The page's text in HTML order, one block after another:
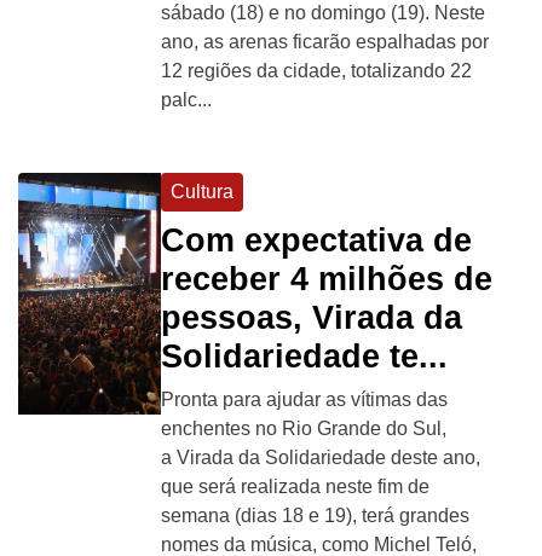
sábado (18) e no domingo (19). Neste
ano, as arenas ficarão espalhadas por
12 regiões da cidade, totalizando 22
palc...
Cultura
Com expectativa de
receber 4 milhões de
pessoas, Virada da
Solidariedade te...
Pronta para ajudar as vítimas das
enchentes no Rio Grande do Sul,
a Virada da Solidariedade deste ano,
que será realizada neste fim de
semana (dias 18 e 19), terá grandes
nomes da música, como Michel Teló,